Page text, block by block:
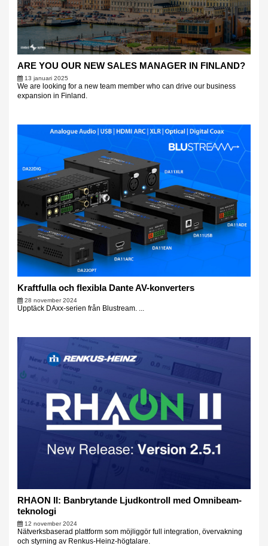
ARE YOU OUR NEW SALES MANAGER IN FINLAND?
13 januari 2025
We are looking for a new team member who can drive our business
expansion in Finland.
Kraftfulla och flexibla Dante AV-konverters
28 november 2024
Upptäck DAxx-serien från Blustream. ...
RHAON II: Banbrytande Ljudkontroll med Omnibeam-
teknologi
12 november 2024
Nätverksbaserad plattform som möjliggör full integration, övervakning
och styrning av Renkus-Heinz-högtalare.